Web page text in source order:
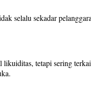
selalu sekadar
tetapi sering